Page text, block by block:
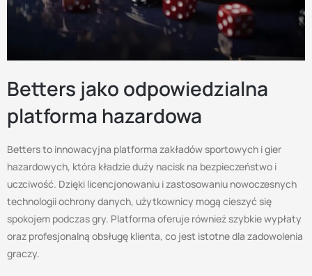
Betters jako odpowiedzialna
platforma hazardowa
Betters to innowacyjna platforma zakładów sportowych i gier
hazardowych, która kładzie duży nacisk na bezpieczeństwo i
uczciwość. Dzięki licencjonowaniu i zastosowaniu nowoczesnych
technologii ochrony danych, użytkownicy mogą cieszyć się
spokojem podczas gry. Platforma oferuje również szybkie wypłaty
oraz profesjonalną obsługę klienta, co jest istotne dla zadowolenia
graczy.